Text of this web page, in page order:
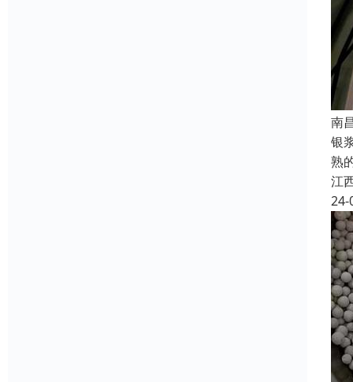
南
银
熟
江
24-